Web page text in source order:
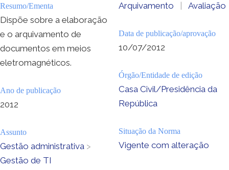
Resumo/Ementa
Dispõe sobre a elaboração
e o arquivamento de
documentos em meios
eletromagnéticos.
Ano de publicação
2012
Assunto
Gestão administrativa >
Gestão de TI
Arquivamento | Avaliação
Data de publicação/aprovação
10/07/2012
Órgão/Entidade de edição
Casa Civil/Presidência da
República
Situação da Norma
Vigente com alteração